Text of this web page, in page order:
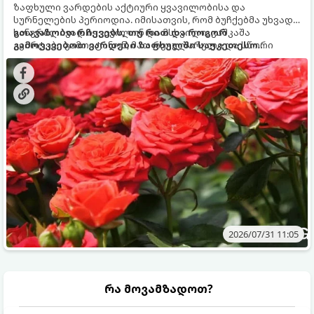
ზაფხული ვარდების აქტიური ყვავილობისა და
სურნელების პერიოდია. იმისათვის, რომ ბუჩქებმა უხვად,
ხანგრძლივად იყვავილონ და მსხვილი, კაშკაშა
კვირტები გამოიტანონ, მათ რეგულარული და სწორი
გამოკვება სჭირდებათ. ზაფხულის პერიოდში მცენარის
მოთხოვნილებები იცვლება, ამიტომ მნიშვნელოვანია
ვიცოდეთ, რომელი სასუქები გამოიყენება ამ დროს.
გთავაზობთ რჩევებს, თუ რით და როგორ
გამოვკვებოთ ვარდები ზაფხულში საუკეთესო
შედეგის მისაღწევად:
2026/07/31 11:05
რა მოვამზადოთ?